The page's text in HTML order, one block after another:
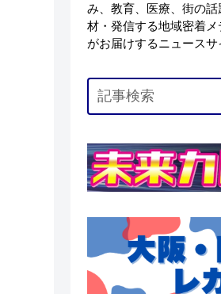
み、教育、医療、街の
材・発信する地域密着メ
がお届けするニュースサ